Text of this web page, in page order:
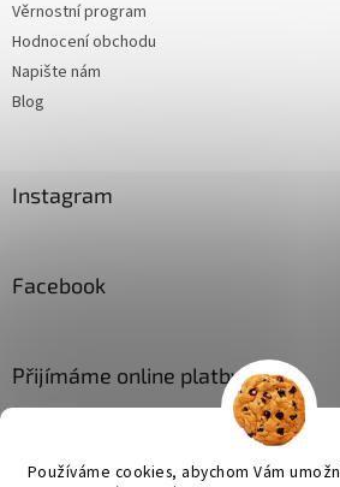
Používáme cookies, abychom Vám
Věrnostní program
Hodnocení obchodu
Napište nám
Blog
Instagram
Facebook
Přijímáme online platby